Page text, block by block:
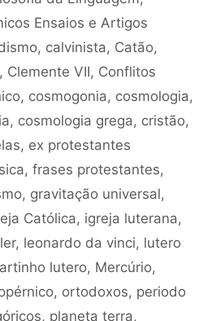
Ensaios e Artigos
, calvinista, Catão,
, Clemente VII, Conflitos
, cosmogonia, cosmologia,
, cosmologia grega, cristão,
, ex protestantes
, frases protestantes,
, gravitação universal,
Católica, igreja luterana,
, leonardo da vinci, lutero
lutero, Mercúrio,
, ortodoxos, periodo
, planeta terra,